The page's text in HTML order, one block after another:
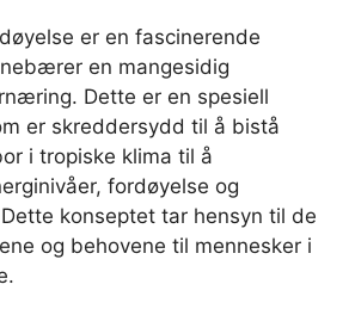
er en fascinerende
en mangesidig
Dette er en spesiell
er skreddersydd til å bistå
i tropiske klima til å
fordøyelse og
konseptet tar hensyn til de
og behovene til mennesker i